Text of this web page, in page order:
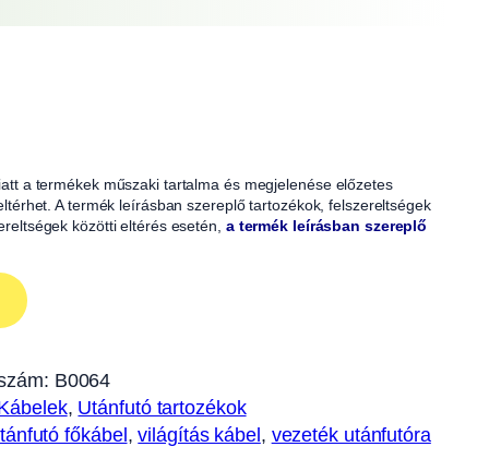
a termékek műszaki tartalma és megjelenése előzetes
A termék leírásban szereplő tartozékok, felszereltségek
közötti eltérés esetén, a termék leírásban szereplő
B0064
, Utánfutó tartozékok
főkábel, világítás kábel, vezeték utánfutóra